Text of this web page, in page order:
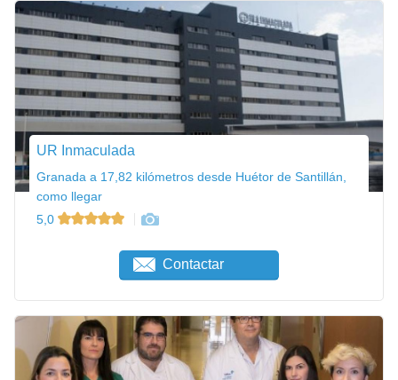
UR Inmaculada
Granada a 17,82 kilómetros desde Huétor de Santillán,
como llegar
5,0
Contactar